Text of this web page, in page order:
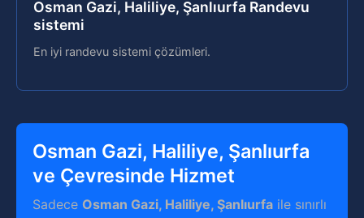
Osman Gazi, Haliliye, Şanlıurfa Randevu
sistemi
En iyi randevu sistemi çözümleri.
Osman Gazi, Haliliye, Şanlıurfa
ve Çevresinde Hizmet
Sadece Osman Gazi, Haliliye, Şanlıurfa ile sınırlı